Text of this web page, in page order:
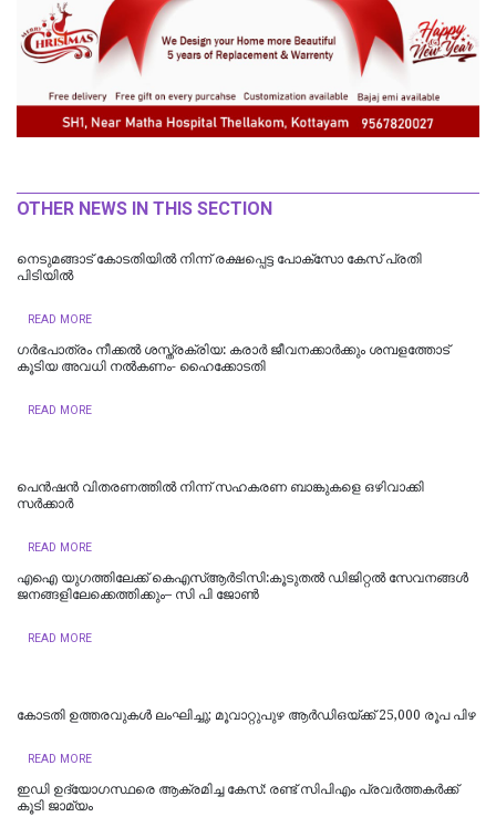
OTHER NEWS IN THIS SECTION
നെടുമങ്ങാട് കോടതിയില്‍ നിന്ന് രക്ഷപ്പെട്ട പോക്‌സോ കേസ് പ്രതി
പിടിയില്‍
READ MORE
ഗർഭപാത്രം നീക്കൽ ശസ്ത്രക്രിയ: കരാർ ജീവനക്കാർക്കും ശമ്പളത്തോട്
കൂടിയ അവധി നൽകണം- ഹൈക്കോടതി
READ MORE
പെൻഷൻ വിതരണത്തിൽ നിന്ന് സഹകരണ ബാങ്കുകളെ ഒഴിവാക്കി
സർക്കാർ
READ MORE
എഐ യുഗത്തിലേക്ക് കെഎസ്ആർടിസി:കൂടുതൽ ഡിജിറ്റൽ സേവനങ്ങൾ
ജനങ്ങളിലേക്കെത്തിക്കും– സി പി ജോൺ
READ MORE
കോടതി ഉത്തരവുകൾ ലംഘിച്ചു; മൂവാറ്റുപുഴ ആർഡിഒയ്ക്ക് 25,000 രൂപ പിഴ
READ MORE
ഇഡി ഉദ്യോഗസ്ഥരെ ആക്രമിച്ച കേസ്: രണ്ട് സിപിഎം പ്രവർത്തകർക്ക്
കൂടി ജാമ്യം